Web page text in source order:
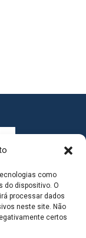
como
do dispositivo. O
processar dados
neste site. Não
certos